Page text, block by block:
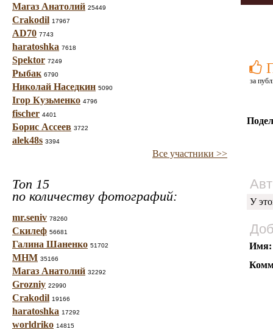
Магаз Анатолий 25449
Crakodil 17967
AD70 7743
haratoshka 7618
Spektor 7249
Рыбак 6790
Николай Наседкин 5090
Ігор Кузьменко 4796
fischer 4401
Борис Ассеев 3722
alek48s 3394
Все участники >>
Топ 15
по количеству фотографий:
mr.seniv 78260
Скилеф 56681
Галина Шаненко 51702
МНМ 35166
Магаз Анатолий 32292
Grozniy 22990
Crakodil 19166
haratoshka 17292
worldriko 14815
за
У
Имя: